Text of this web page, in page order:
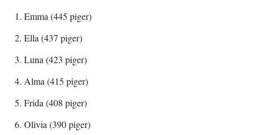
Emma (445 piger)
Ella (437 piger)
Luna (423 piger)
Alma (415 piger)
Frida (408 piger)
Olivia (390 piger)